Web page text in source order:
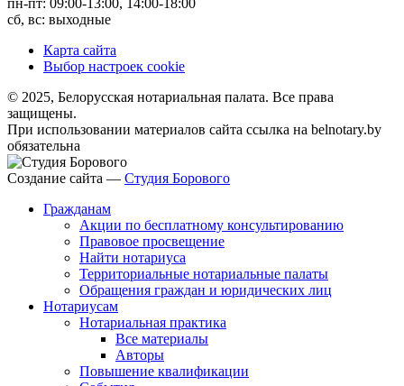
пн-пт: 09:00-13:00, 14:00-18:00
сб, вс: выходные
Карта сайта
Выбор настроек cookie
© 2025, Белорусская нотариальная палата. Все права
защищены.
При использовании материалов сайта ссылка на belnotary.by
обязательна
Создание сайта — Студия Борового
Гражданам
Акции по бесплатному консультированию
Правовое просвещение
Найти нотариуса
Территориальные нотариальные палаты
Обращения граждан и юридических лиц
Нотариусам
Нотариальная практика
Все материалы
Авторы
Повышение квалификации